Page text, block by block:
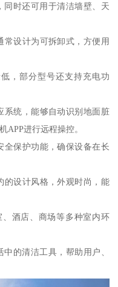
同时还可用于清洁墙壁、天
常设计为可拆卸式，方便用
，部分型号还支持充电功
系统，能够自动识别地面脏
APP进行远程操控。
全保护功能，确保设备在长
的设计风格，外观时尚，能
酒店、商场等多种室内环
的清洁工具，帮助用户、